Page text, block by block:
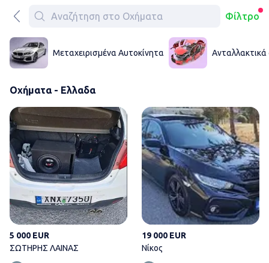
Φίλτρο
Μεταχειρισμένα Αυτοκίνητα Ανταλλακτικά
Οχήματα - Ελλαδα
ΣΩΤΗΡΗΣ ΛΑΙΝΑΣ
5 000 EUR
ΣΩΤΗΡΗΣ ΛΑΙΝΑΣ
19 000 EUR
Νίκος